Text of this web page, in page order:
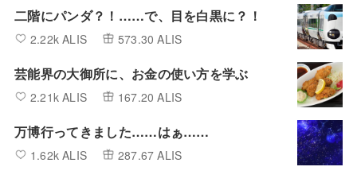
二階にパンダ？！……で、目を白黒に？！
2.22k ALIS 573.30 ALIS
芸能界の大御所に、お金の使い方を学ぶ
2.21k ALIS 167.20 ALIS
万博行ってきました……はぁ……
1.62k ALIS 287.67 ALIS